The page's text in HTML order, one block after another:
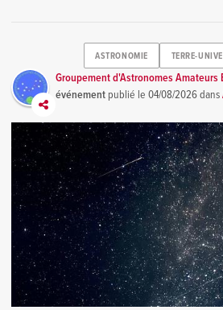
ASTRONOMIE TERRE-
Groupement d'Astronomes Amateurs
événement publié le04/08/2026dans